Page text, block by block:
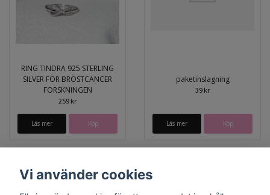
RING TINDRA 925 STERLING
SILVER FÖR BRÖSTCANCER
FORSKNINGEN
259 kr
Läs mer
paketinslagning
39 kr
Läs mer
Vi använder cookies